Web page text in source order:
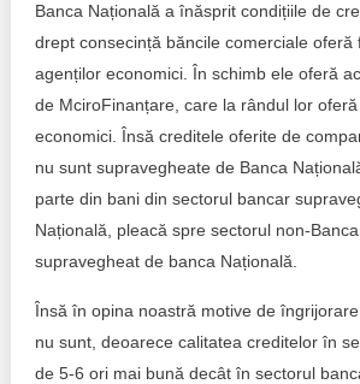
Banca Națională a înăsprit condițiile de
drept consecință băncile comerciale oferă
agenților economici. În schimb ele oferă
de MciroFinanțare, care la rândul lor
economici. Însă creditele oferite de
nu sunt supravegheate de Banca
parte din bani din sectorul bancar
Națională, pleacă spre sectorul non-
supravegheat de banca Națională.
Însă în opina noastră motive de
nu sunt, deoarece calitatea creditelor în
de 5-6 ori mai bună decât în sectorul